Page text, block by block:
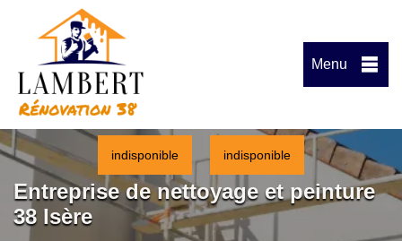
Menu
indisponible indisponible
Entreprise de nettoyage et peinture
38 Isère